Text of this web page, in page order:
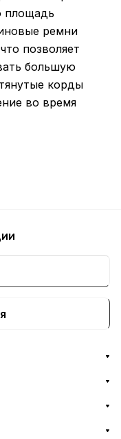
площадь
ремни
позволяет
большую
корды
во время